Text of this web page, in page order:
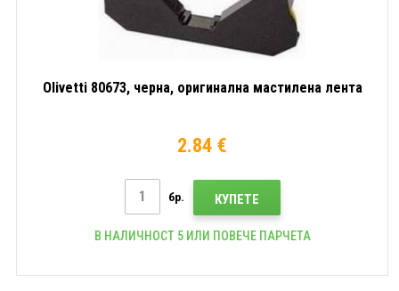
Olivetti 80673, черна, оригинална мастилена лента
2.84 €
бр. КУПЕТЕ
В НАЛИЧНОСТ 5 ИЛИ ПОВЕЧЕ ПАРЧЕТА